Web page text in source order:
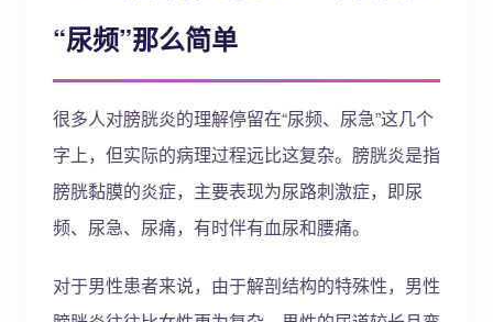
“尿频”那么简单
很多人对膀胱炎的理解停留在“尿频、尿急”这几个
字上，但实际的病理过程远比这复杂。膀胱炎是指
膀胱黏膜的炎症，主要表现为尿路刺激症，即尿
频、尿急、尿痛，有时伴有血尿和腰痛。
对于男性患者来说，由于解剖结构的特殊性，男性